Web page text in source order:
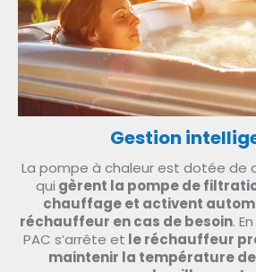
Gestion
La pompe à chaleur est dotée de
qui gèrent la pompe de
chauffage et activent
réchauffeur en cas de besoin.
PAC s’arrête et le réchauffeur
maintenir la température de